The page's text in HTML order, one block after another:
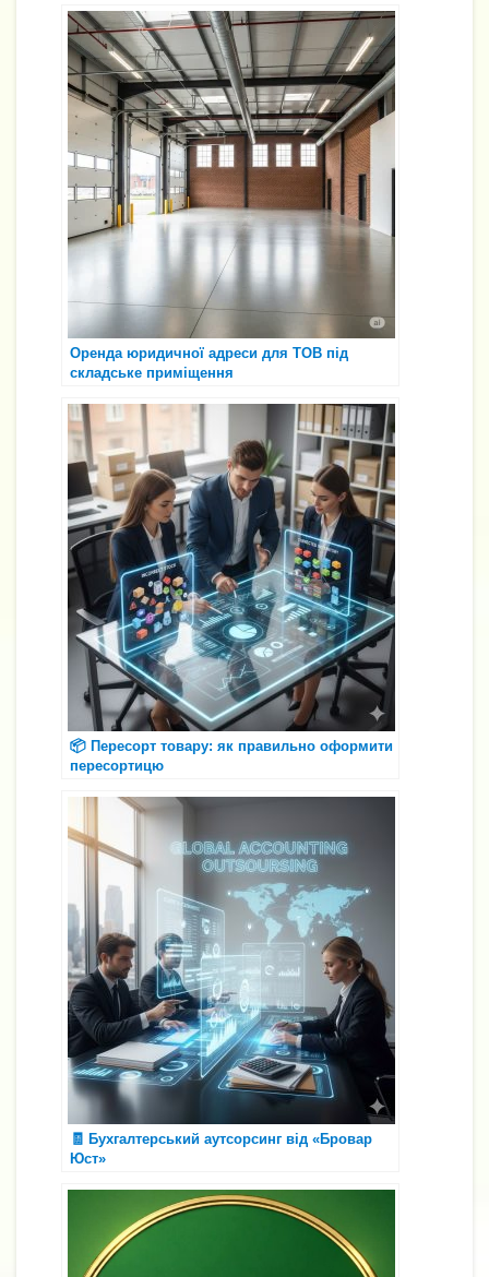
Оренда юридичної адреси для ТОВ під
складське приміщення
📦 Пересорт товару: як правильно оформити
пересортицю
🧾 Бухгалтерський аутсорсинг від «Бровар
Юст»